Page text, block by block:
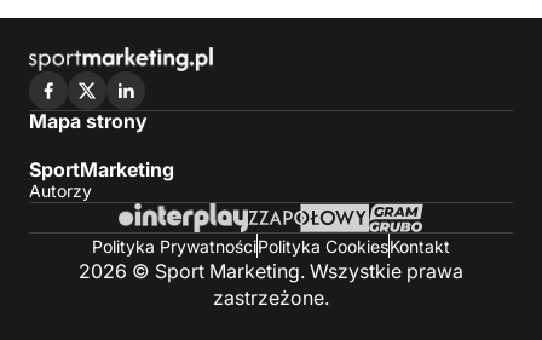
Mapa strony
SportMarketing
Autorzy
Polityka PrywatnościPolityka CookiesKontakt
2026 © Sport Marketing. Wszystkie prawa
zastrzeżone.